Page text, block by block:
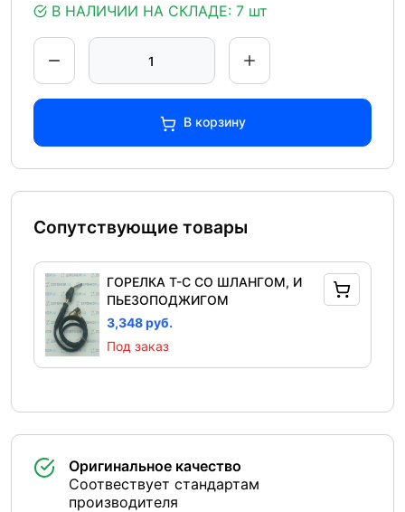
В НАЛИЧИИ НА СКЛАДЕ: 7 шт
В корзину
Сопутствующие товары
ГОРЕЛКА T-C СО ШЛАНГОМ, И
ПЬЕЗОПОДЖИГОМ
3,348 руб.
Под заказ
Оригинальное качество
Соотвествует стандартам
производителя